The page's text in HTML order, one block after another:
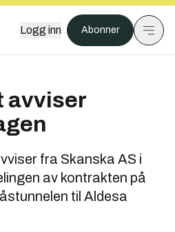
Logg inn Abonner
avviser
fra Skanska AS i
av kontrakten på
til Aldesa